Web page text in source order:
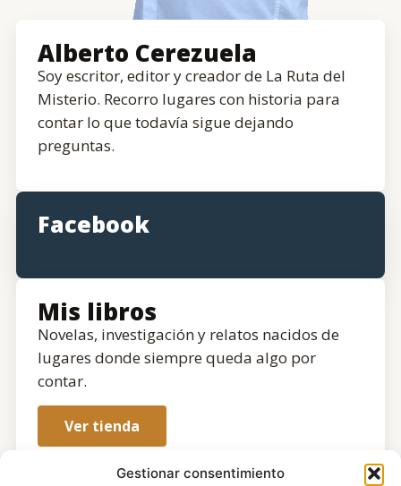
Gestionar consentimiento
Alberto Cerezuela
Soy escritor, editor y creador de La Ruta del
Misterio. Recorro lugares con historia para
contar lo que todavía sigue dejando
preguntas.
Facebook
Mis libros
Novelas, investigación y relatos nacidos de
lugares donde siempre queda algo por
contar.
Ver tienda